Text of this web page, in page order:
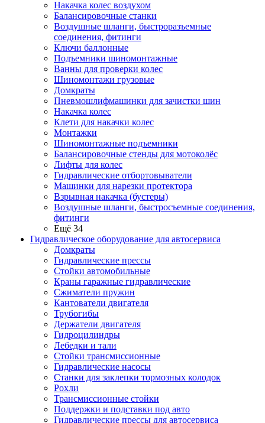
Накачка колес воздухом
Балансировочные станки
Воздушные шланги, быстроразъемные
соединения, фитинги
Ключи баллонные
Подъемники шиномонтажные
Ванны для проверки колес
Шиномонтажи грузовые
Домкраты
Пневмошлифмашинки для зачистки шин
Накачка колес
Клети для накачки колес
Монтажки
Шиномонтажные подъемники
Балансировочные стенды для мотоколёс
Лифты для колес
Гидравлические отбортовыватели
Машинки для нарезки протектора
Взрывная накачка (бустеры)
Воздушные шланги, быстросъемные соединения,
фитинги
Ещё 34
Гидравлическое оборудование для автосервиса
Домкраты
Гидравлические прессы
Стойки автомобильные
Краны гаражные гидравлические
Сжиматели пружин
Кантователи двигателя
Трубогибы
Держатели двигателя
Гидроцилиндры
Лебедки и тали
Стойки трансмиссионные
Гидравлические насосы
Cтанки для заклепки тормозных колодок
Рохли
Трансмиссионные стойки
Поддержки и подставки под авто
Гидравлические прессы для автосервиса